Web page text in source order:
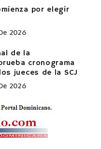
por elegir
2026
de la
cronograma
jueces de la SCJ
2026